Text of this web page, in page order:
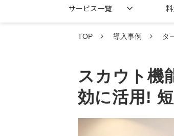
サービス一覧
TOP 導入事例 タ
スカウト機
効に活用!